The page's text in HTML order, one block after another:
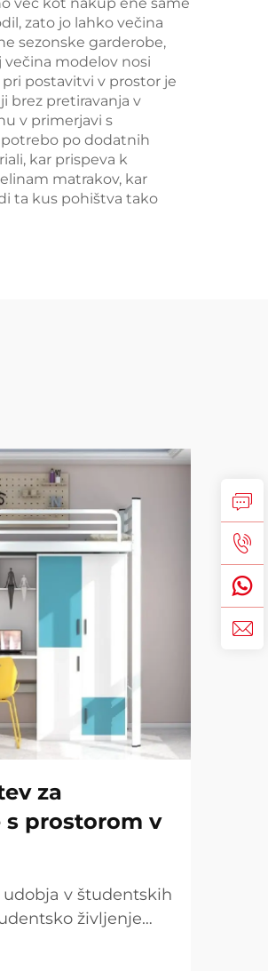
zato jo lahko večina
sezonske garderobe,
modelov nosi
postavitvi v prostor je
brez pretiravanja v
v primerjavi s
po dodatnih
kar prispeva k
matrakov, kar
ta kus pohištva tako
za
s prostorom v
udobja v študentskih
življenje
pogosto